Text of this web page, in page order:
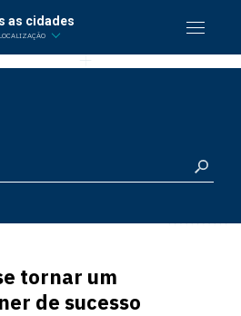
as cidades
tornar um
de sucesso